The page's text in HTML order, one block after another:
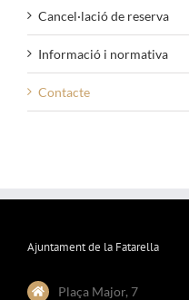
Cancel·lació de reserva
Informació i normativa
Contacte
Ajuntament de la Fatarella
Plaça Major, 7